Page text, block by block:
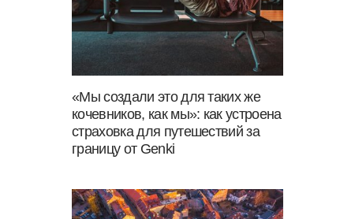
«Мы создали это для таких же
кочевников, как мы»: как устроена
страховка для путешествий за
границу от Genki